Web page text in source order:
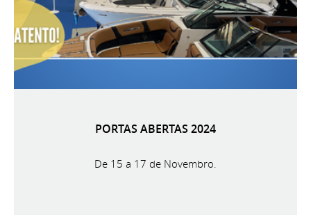
PORTAS ABERTAS 2024
De 15 a 17 de Novembro.